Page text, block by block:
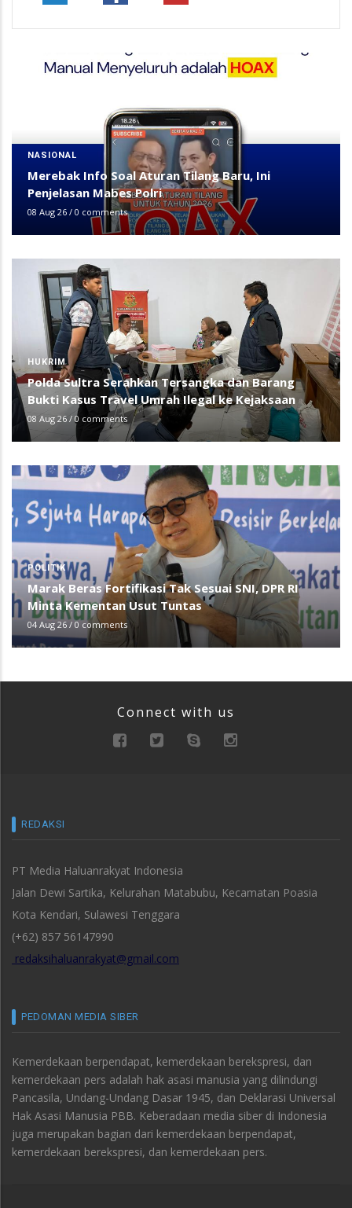
NASIONAL
Merebak Info Soal Aturan Tilang Baru, Ini
Penjelasan Mabes Polri
08 Aug 26 / 0 comments
HUKRIM
Polda Sultra Serahkan Tersangka dan Barang
Bukti Kasus Travel Umrah Ilegal ke Kejaksaan
08 Aug 26 / 0 comments
POLITIK
Marak Beras Fortifikasi Tak Sesuai SNI, DPR RI
Minta Kementan Usut Tuntas
04 Aug 26 / 0 comments
Connect with us
REDAKSI
PT Media Haluanrakyat Indonesia
Jalan Dewi Sartika, Kelurahan Matabubu, Kecamatan Poasia
Kota Kendari, Sulawesi Tenggara
(+62) 857 56147990
redaksihaluanrakyat@gmail.com
PEDOMAN MEDIA SIBER
Kemerdekaan berpendapat, kemerdekaan berekspresi, dan
kemerdekaan pers adalah hak asasi manusia yang dilindungi
Pancasila, Undang-Undang Dasar 1945, dan Deklarasi Universal
Hak Asasi Manusia PBB. Keberadaan media siber di Indonesia
juga merupakan bagian dari kemerdekaan berpendapat,
kemerdekaan berekspresi, dan kemerdekaan pers.